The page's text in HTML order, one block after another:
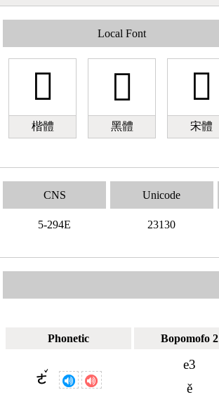
Local Font
𣄰
楷體
𣄰
黑體
𣄰
宋體
CNS
5-294E
Unicode
23130
Phonetic
Bopomofo 2
ㄜ
ˇ
e3
ě